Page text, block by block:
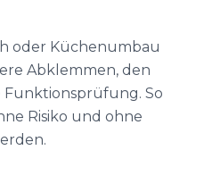
oder Küchenumbau
Abklemmen, den
Funktionsprüfung. So
Risiko und ohne